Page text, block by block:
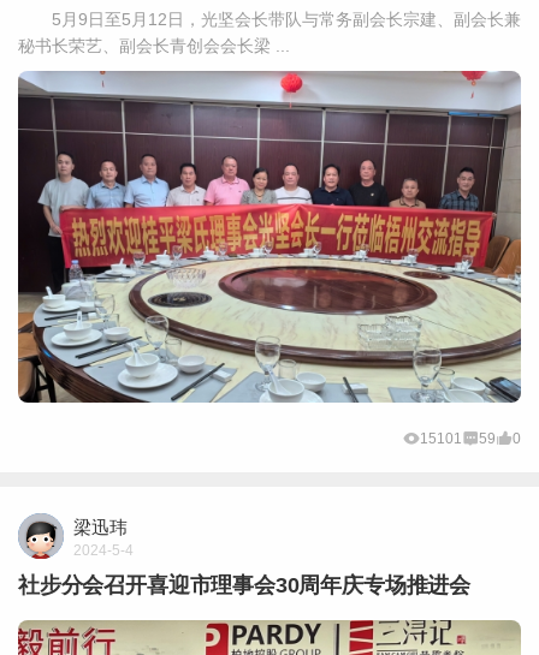
5月9日至5月12日，光坚会长带队与常务副会长宗建、副会长兼
秘书长荣艺、副会长青创会会长梁 ...
15101 59 0
梁迅玮
2024-5-4
社步分会召开喜迎市理事会30周年庆专场推进会